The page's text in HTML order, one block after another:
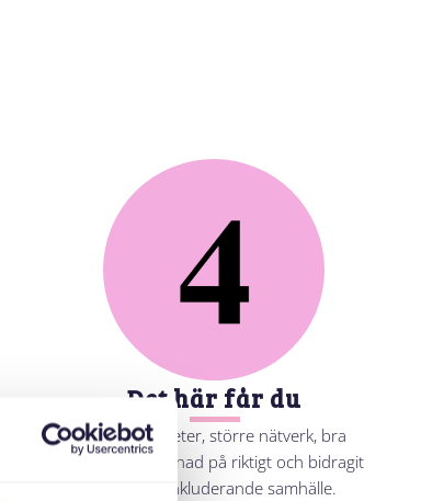
Det här får du
Roliga aktiviteter, större nätverk, bra
merit, gjort skillnad på riktigt och bidragit
till ett mer inkluderande samhälle.